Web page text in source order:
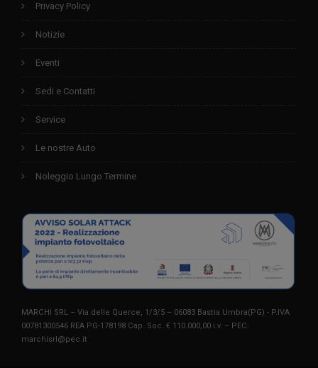
Privacy Policy
Notizie
Eventi
Sedi e Contatti
Service
Le nostre Auto
Noleggio Lungo Termine
MARCHI SRL – Via delle Querce, 1/3/5 – 06083 Bastia Umbra(PG) - P.IVA
00781300546 REA PG-178198 Cap. Soc. € 110.000,00 i.v. – PEC:
marchisrl@pec.it